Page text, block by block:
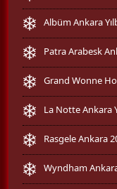
Albüm Ankara
Patra Arabesk
Grand Wonne
La Notte Ankara
Rasgele Ankara
Wyndham